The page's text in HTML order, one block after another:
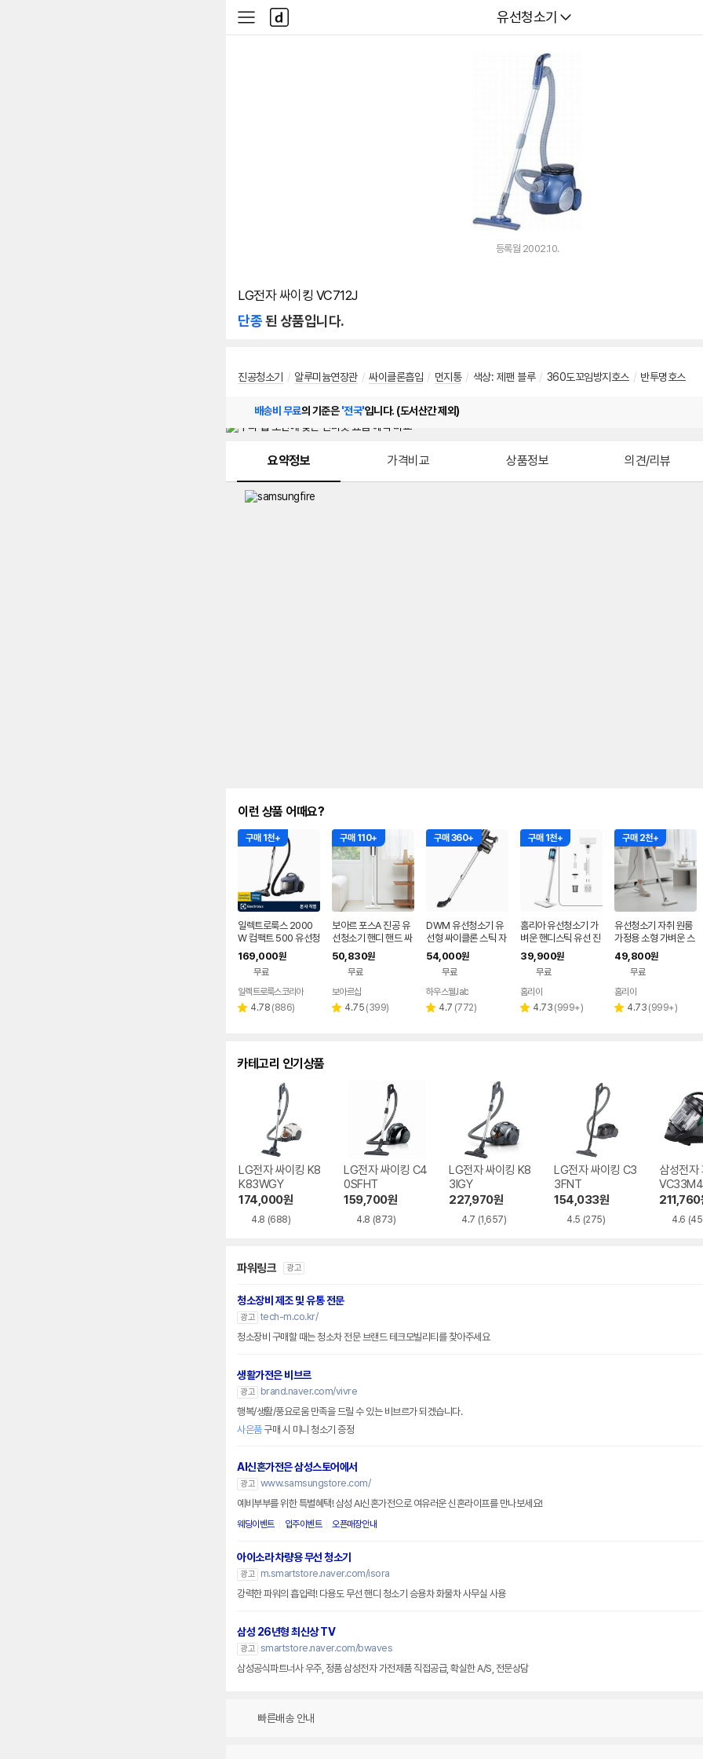
다나와
유선청소기
사
이
다
나
와
등록월 2002.10.
LG전자 싸이킹 VC712J
단종된 상품입니다.
진공청소기 / 알루미늄연장관 / 싸이클론흡입 / 먼지통 / 색상: 제팬 블루 / 360도꼬임방지호스 / 반투명호스
배송비 무료의 기준은'전국'입니다. (도서산간 제외)
요약정보 가격비교 상품정보 의견/리뷰
이런 상품 어때요?
구매 1천+
일렉트로룩스 2000
W 컴팩트 500 유선청
소기 EFC52611
169,000원
무료
일렉트로룩스코리아
별 4.78 리
(886)
구매 110+
보아르 포스A 진공 유
선청소기 핸디 핸드 싸
이클론 스틱 초경량 강
력한 흡입력
50,830원
무료
페이
보아르샵
별 4.75 리
(399)
구매 360+
DWM 유선청소기 유
선형 싸이클론 스틱 자
취 가정용 진공 청소기
DWM-4733C
54,000원
무료
하우스웰.lab
별 4.7 리
(772)
구매 1천+
홈리아 유선청소기 가
벼운 핸디스틱 유선 진
공 청소기
39,900원
무료
홈리아
별 4.73 리
(999+)
구매 2천+
유선청소기 자취 원룸
가정용 소형 가벼운 스
틱 진공 청소기
49,800원
무료
홈리아
별 4.73 리
(999+)
카테고리 인기상품
LG전자 싸이킹 K8
K83WGY
174,000원
4.8 (688)
LG전자 싸이킹 C4
0SFHT
159,700원
4.8 (873)
LG전자 싸이킹 K8
3IGY
227,970원
4.7 (1,657)
LG전자 싸이킹 C3
3FNT
154,033원
4.5 (275)
삼성전자
211,760
4.6
파워링크 광고
청소장비 제조 및 유통 전문
광고 tech-m.co.kr/
청소장비 구매할 때는 청소차 전문 브랜드 테크모빌리티를 찾아주세요
생활가전은 비브르
광고
brand.naver.com/vivre
행복/생활/풍요로움 만족을 드릴 수 있는 비브르가 되겠습니다.
사은품구매 시 미니 청소기 증정
AI신혼가전은 삼성스토어에서
광고 www.samsungstore.com/
예비부부를 위한 특별혜택! 삼성 AI신혼가전으로 여유러운 신혼라이프를 만나보세요!
웨딩이벤트 입주이벤트 오픈매장안내
아이소라 차량용 무선 청소기
광고
m.smartstore.naver.com/isora
강력한 파워의 흡입력! 다용도 무선 핸디 청소기 승용차 화물차 사무실 사용
삼성 26년형 최신상 TV
광고 smartstore.naver.com/bwaves
삼성공식파트너사 우주, 정품 삼성전자 가전제품 직접공급, 확실한 A/S, 전문상담
빠른배송 안내